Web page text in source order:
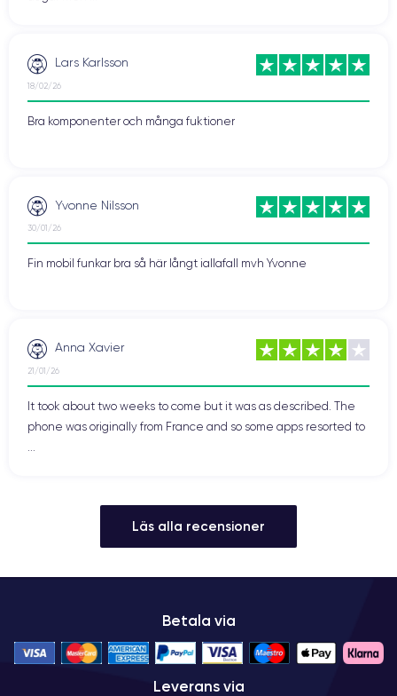
Lars Karlsson
18/02/26
Bra komponenter och många fuktioner
Yvonne Nilsson
30/01/26
Fin mobil funkar bra så här långt iallafall mvh Yvonne
Anna Xavier
21/01/26
It took about two weeks to come but it was as described. The
phone was originally from France and so some apps resorted to
Läs alla recensioner
Betala via
Leverans via